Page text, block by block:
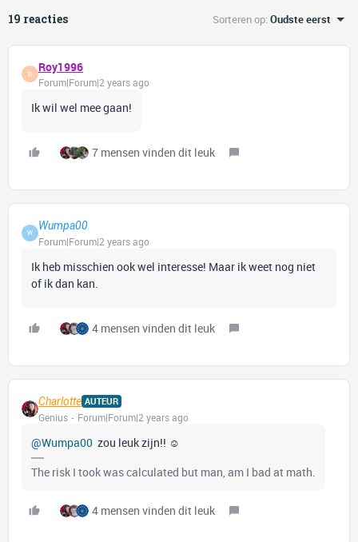
19 reacties Sorteren op:Oudste eerst
R Roy1996
Forum|Forum|2 years ago
Ik wil wel mee gaan!
7 mensen vinden dit leuk
W
Wumpa00
Forum|Forum|2 years ago
Ik heb misschien ook wel interesse! Maar ik weet nog niet
of ik dan kan.
4 mensen vinden dit leuk
Charlotte AUTEUR
Genius Forum|Forum|2 years ago
@Wumpa00 zou leuk zijn!! ☺️
The risk I took was calculated but man, am I bad at math.
4 mensen vinden dit leuk